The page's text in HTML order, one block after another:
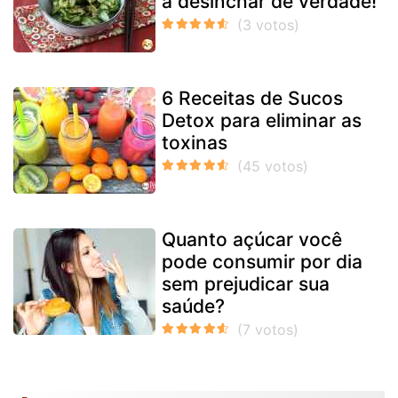
6 Receitas de Sucos
Detox para eliminar as
toxinas
Quanto açúcar você
pode consumir por dia
sem prejudicar sua
saúde?